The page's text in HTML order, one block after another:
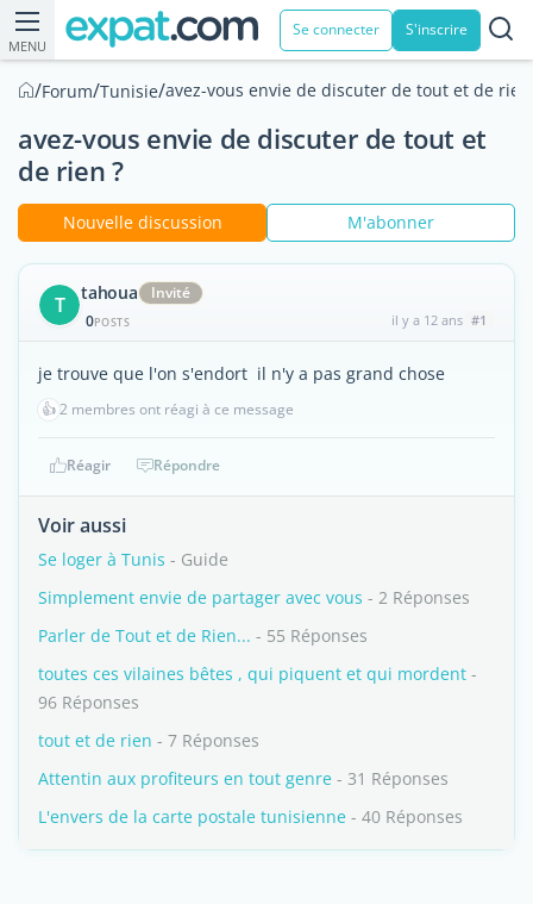
MENU
Se connecter S'inscrire
/Forum/Tunisie/avez-vous envie de discuter de tout et de rien
avez-vous envie de discuter de tout et
de rien ?
Nouvelle discussion M'abonner
T tahoua
Invité
0POSTS il y a 12 ans #1
je trouve que l'on s'endort il n'y a pas grand chose
👍2 membres ont réagi à ce message
Réagir Répondre
Voir aussi
Se loger à Tunis - Guide
Simplement envie de partager avec vous - 2 Réponses
Parler de Tout et de Rien... - 55 Réponses
toutes ces vilaines bêtes , qui piquent et qui mordent -
96 Réponses
tout et de rien - 7 Réponses
Attentin aux profiteurs en tout genre - 31 Réponses
L'envers de la carte postale tunisienne - 40 Réponses